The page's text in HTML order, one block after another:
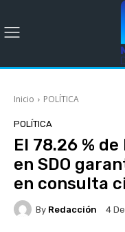
Inicio POLÍTICA
POLÍTICA
El 78.26 %
en SDO
en consulta
By Redacción 4